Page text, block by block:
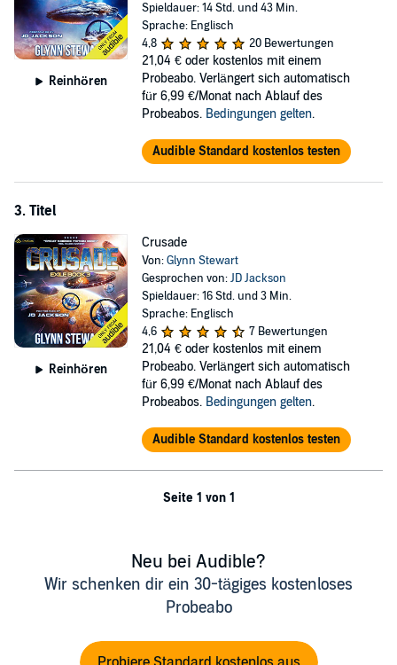
Reinhören
Spieldauer: 14 Std. und 43 Min.
Sprache: Englisch
4,8
20 Bewertungen
21,04 € oder kostenlos mit einem
Probeabo. Verlängert sich automatisch
für 6,99 €/Monat nach Ablauf des
Probeabos. Bedingungen gelten.
Audible Standard kostenlos testen
3. Titel
Reinhören
Crusade
Von:Glynn Stewart
Gesprochen von:JD Jackson
Spieldauer: 16 Std. und 3 Min.
Sprache: Englisch
4,6
7 Bewertungen
21,04 € oder kostenlos mit einem
Probeabo. Verlängert sich automatisch
für 6,99 €/Monat nach Ablauf des
Probeabos. Bedingungen gelten.
Audible Standard kostenlos testen
Seite 1 von 1
Neu bei Audible?
Wir schenken dir ein 30-tägiges kostenloses
Probeabo